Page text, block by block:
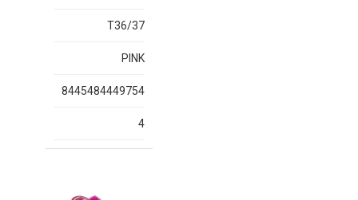
T36/37
PINK
8445484449754
4